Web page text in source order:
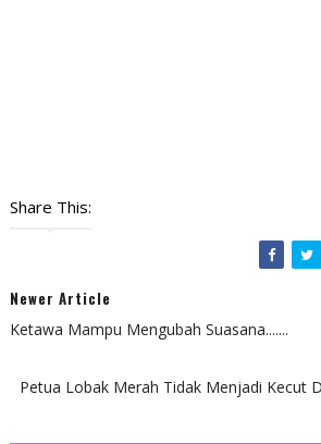
Share This:
Newer Article
Ketawa Mampu Mengubah Suasana.......
Petua Lobak Merah Tidak Menjadi Kecut